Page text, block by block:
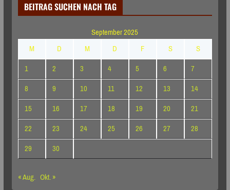
BEITRAG SUCHEN NACH TAG
September 2025
M
D M D F S
S
1
2 3 4 5 6
7
8
9 10 11 12 13
14
15
16 17 18 19 20
21
22
23 24 25 26 27
28
29
30
« Aug. Okt. »